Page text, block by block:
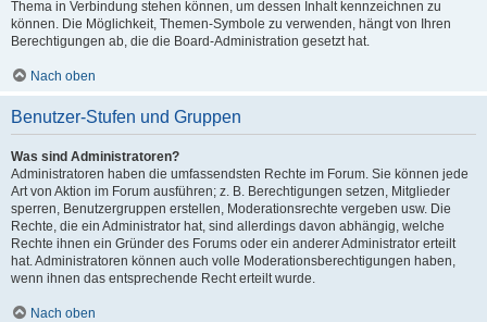
Thema in Verbindung stehen können, um dessen Inhalt kennzeichnen zu
können. Die Möglichkeit, Themen-Symbole zu verwenden, hängt von Ihren
Berechtigungen ab, die die Board-Administration gesetzt hat.
Nach oben
Benutzer-Stufen und Gruppen
Was sind Administratoren?
Administratoren haben die umfassendsten Rechte im Forum. Sie können jede
Art von Aktion im Forum ausführen; z. B. Berechtigungen setzen, Mitglieder
sperren, Benutzergruppen erstellen, Moderationsrechte vergeben usw. Die
Rechte, die ein Administrator hat, sind allerdings davon abhängig, welche
Rechte ihnen ein Gründer des Forums oder ein anderer Administrator erteilt
hat. Administratoren können auch volle Moderationsberechtigungen haben,
wenn ihnen das entsprechende Recht erteilt wurde.
Nach oben